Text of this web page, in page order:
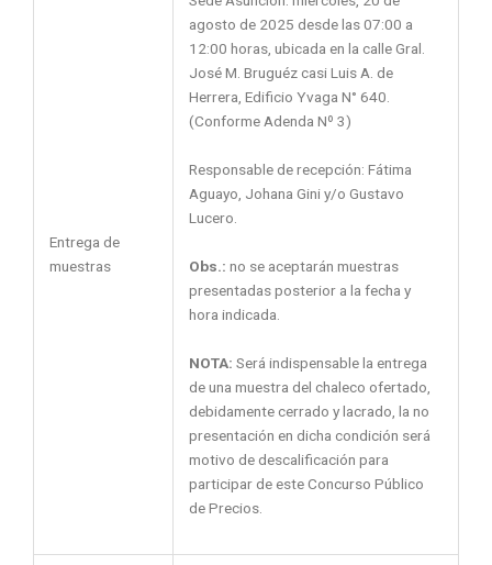
Entrega de
muestras
agosto de 2025 desde las 07:00 a
12:00 horas, ubicada en la calle Gral.
José M. Bruguéz casi Luis A. de
Herrera, Edificio Yvaga N° 640.
(Conforme Adenda Nº 3)
Responsable de recepción: Fátima
Aguayo, Johana Gini y/o Gustavo
Lucero.
Obs.: no se aceptarán muestras
presentadas posterior a la fecha y
hora indicada.
NOTA: Será indispensable la entrega
de una muestra del chaleco ofertado,
debidamente cerrado y lacrado, la no
presentación en dicha condición será
motivo de descalificación para
participar de este Concurso Público
de Precios.